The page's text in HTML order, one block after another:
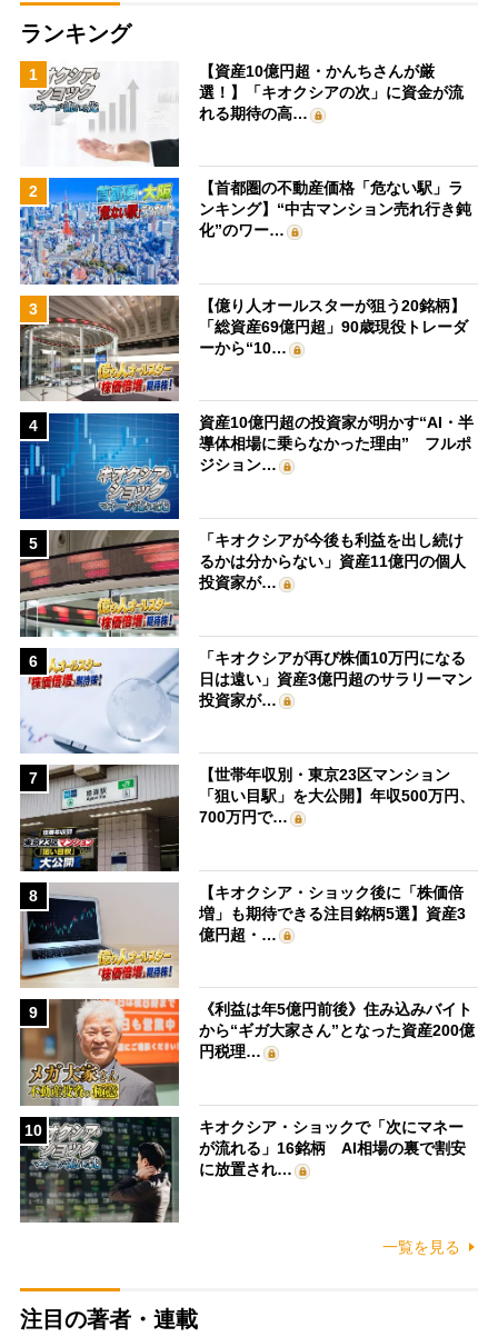
ランキング
1
【資産10億円超・かんちさんが厳
選！】「キオクシアの次」に資金が流
れる期待の高…
2
【首都圏の不動産価格「危ない駅」ラ
ンキング】“中古マンション売れ行き鈍
化”のワー…
3
【億り人オールスターが狙う20銘柄】
「総資産69億円超」90歳現役トレーダ
ーから“10…
4
資産10億円超の投資家が明かす“AI・半
導体相場に乗らなかった理由” フルポ
ジション…
5
「キオクシアが今後も利益を出し続け
るかは分からない」資産11億円の個人
投資家が…
6
「キオクシアが再び株価10万円になる
日は遠い」資産3億円超のサラリーマン
投資家が…
7
【世帯年収別・東京23区マンション
「狙い目駅」を大公開】年収500万円、
700万円で…
8
【キオクシア・ショック後に「株価倍
増」も期待できる注目銘柄5選】資産3
億円超・…
9
《利益は年5億円前後》住み込みバイト
から“ギガ大家さん”となった資産200億
円税理…
10
キオクシア・ショックで「次にマネー
が流れる」16銘柄 AI相場の裏で割安
に放置され…
一覧を見る
注目の著者・連載